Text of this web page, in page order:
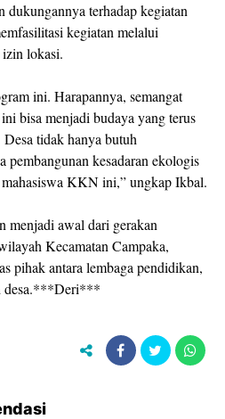
dukungannya terhadap kegiatan
kegiatan melalui
lokasi.
ini. Harapannya, semangat
bisa menjadi budaya yang terus
tidak hanya butuh
pembangunan kesadaran ekologis
KKN ini,” ungkap Ikbal.
menjadi awal dari gerakan
Kecamatan Campaka,
pihak antara lembaga pendidikan,
desa.***Deri***